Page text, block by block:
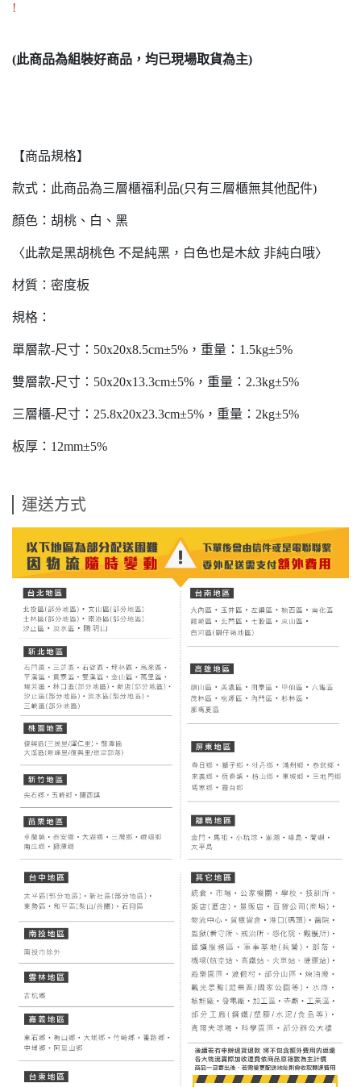
!
(此商品為組裝好商品，均已現場取貨為主)
【商品規格】
款式：此商品為三層櫃福利品(只有三層櫃無其他配件)
顏色：胡桃、白、黑
〈此款是黑胡桃色 不是純黑，白色也是木紋 非純白哦〉
材質：密度板
規格：
單層款-尺寸：50x20x8.5cm±5%，重量：1.5kg±5%
雙層款-尺寸：50x20x13.3cm±5%，重量：2.3kg±5%
三層櫃-尺寸：25.8x20x23.3cm±5%，重量：2kg±5%
板厚：12mm±5%
運送方式